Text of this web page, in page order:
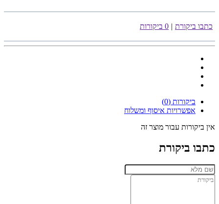
כתבו ביקורת | 0 ביקורות
ביקורות (0)
אפשרויות איסוף ומשלוח
אין ביקורות עבור מוצר זה
כתבו ביקורת